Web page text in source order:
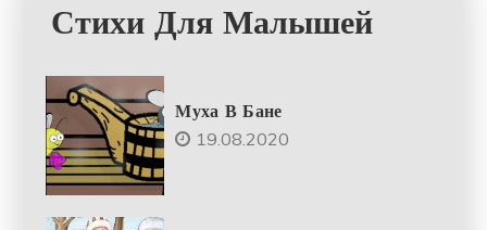
Стихи Для Малышей
Муха В Бане
19.08.2020